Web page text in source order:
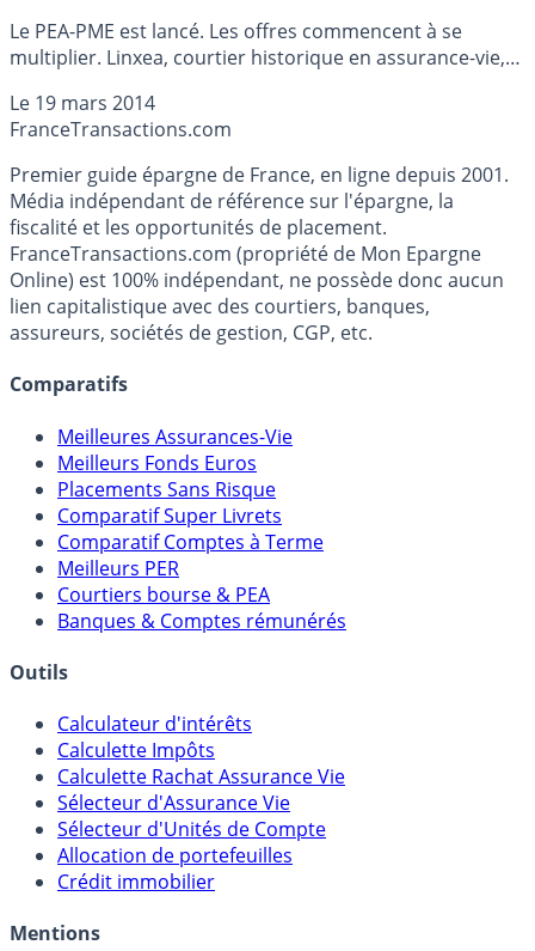
Le PEA-PME est lancé. Les offres commencent à se
multiplier. Linxea, courtier historique en assurance-vie,
Détails
Le 19 mars 2014
FranceTransactions.com
Premier guide épargne de France, en ligne depuis 2001.
Média indépendant de référence sur l'épargne, la
fiscalité et les opportunités de placement.
FranceTransactions.com (propriété de Mon Epargne
Online) est 100% indépendant, ne possède donc aucun
lien capitalistique avec des courtiers, banques,
assureurs, sociétés de gestion, CGP, etc.
Comparatifs
Meilleures Assurances-Vie
Meilleurs Fonds Euros
Placements Sans Risque
Comparatif Super Livrets
Comparatif Comptes à Terme
Meilleurs PER
Courtiers bourse & PEA
Banques & Comptes rémunérés
Outils
Calculateur d'intérêts
Calculette Impôts
Calculette Rachat Assurance Vie
Sélecteur d'Assurance Vie
Sélecteur d'Unités de Compte
Allocation de portefeuilles
Crédit immobilier
Mentions